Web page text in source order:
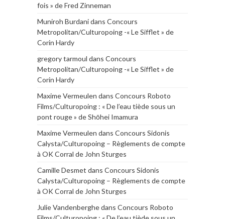
fois » de Fred Zinneman
Muniroh Burdanidans Concours
Metropolitan/Culturopoing -« Le Sifflet » de
Corin Hardy
gregory tarmoul dans Concours
Metropolitan/Culturopoing -« Le Sifflet » de
Corin Hardy
Maxime Vermeulen dans Concours Roboto
Films/Culturopoing : « De l’eau tiède sous un
pont rouge » de Shōhei Imamura
Maxime Vermeulen dans Concours Sidonis
Calysta/Culturopoing – Règlements de compte
à OK Corral de John Sturges
Camille Desmet dans Concours Sidonis
Calysta/Culturopoing – Règlements de compte
à OK Corral de John Sturges
Julie Vandenberghedans Concours Roboto